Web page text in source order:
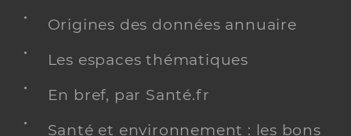
Origines des données annuaire
Les espaces thématiques
En bref, par Santé.fr
Santé et environnement : les bons